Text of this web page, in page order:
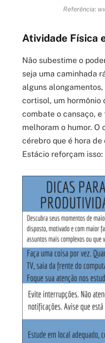
Referência:
Atividade Física
Não subestime o
seja uma caminhada
alguns
cortisol, um hormônio
combate o cansaço,
melhoram o humor. O
cérebro que é hora de
Estácio reforçam